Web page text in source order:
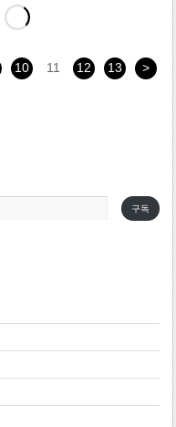
10 11 12 13 >
구독